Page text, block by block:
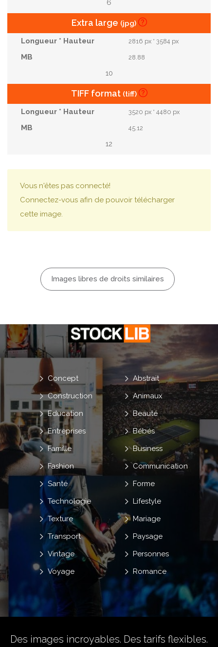
6
Extra large (jpg)
2816 px * 3584 px
28.88
10
TIFF format (tiff)
3520 px * 4480 px
45.12
12
Vous n'êtes pas connecté!
Connectez-vous afin de pouvoir télécharger
cette image.
Images libres de droits similaires
Abstrait
Animaux
Beauté
Bébés
Business
Communication
Concept
Construction
Education
Entreprises
Famille
Fashion
Forme
Lifestyle
Mariage
Paysage
Personnes
Romance
Santé
Technologie
Texture
Transport
Vintage
Voyage
Des images incroyables. Des tarifs flexibles.